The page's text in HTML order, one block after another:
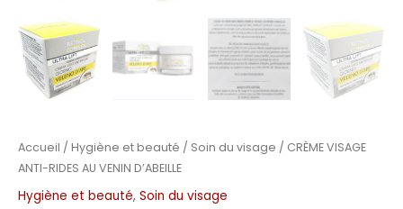
Accueil / Hygiène et beauté / Soin du visage / CRÈME VISAGE
ANTI-RIDES AU VENIN D’ABEILLE
Hygiène et beauté, Soin du visage